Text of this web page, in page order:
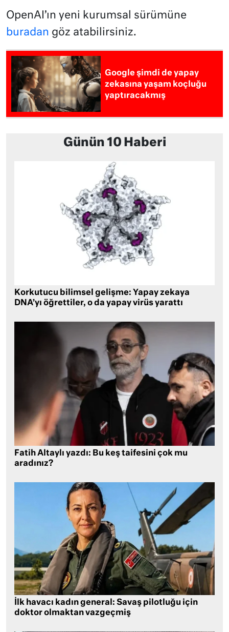
OpenAI’ın yeni kurumsal sürümüne
buradan göz atabilirsiniz.
Google şimdi de yapay
zekasına yaşam koçluğu
yaptıracakmış
Günün 10 Haberi
Korkutucu bilimsel gelişme: Yapay zekaya
DNA’yı öğrettiler, o da yapay virüs yarattı
Fatih Altaylı yazdı: Bu keş taifesini çok mu
aradınız?
İlk havacı kadın general: Savaş pilotluğu için
doktor olmaktan vazgeçmiş